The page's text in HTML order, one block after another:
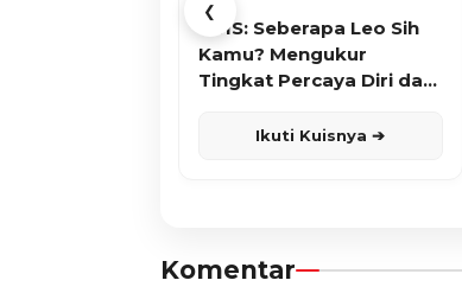
❮
KUIS: Seberapa Leo Sih
Kamu? Mengukur
Tingkat Percaya Diri dan
Ikuti Kuisnya ➔
Komentar